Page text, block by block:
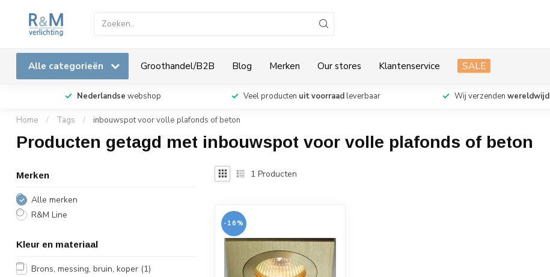
Alle categorieën Groothandel/B2B Blog Merken Our stores Klantenservice SALE
Nederlandse webshop Veel producten uit voorraadleverbaar Wij verzenden wereldwijd
Home / Tags / inbouwspot voor volle plafonds of beton
Producten getagd met inbouwspot voor volle plafonds of beton
Merken
Alle merken
R&M Line
Kleur en materiaal
Brons, messing, bruin, koper (1)
1 Producten
-16%